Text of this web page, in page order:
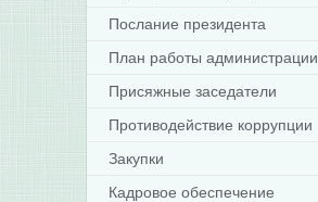
Послание президента
План работы администрации
Присяжные заседатели
Противодействие коррупции
Закупки
Кадровое обеспечение